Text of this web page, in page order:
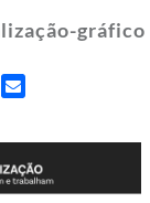
gráfico